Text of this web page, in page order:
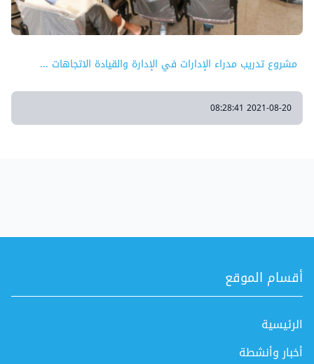
مشروع تدريب مدراء الإدارات في الإدارة والقيادة الاتجاهات ...
2021-08-20 08:28:41
أقسام الموقع
الرئيسية
أخبار وأنشطة